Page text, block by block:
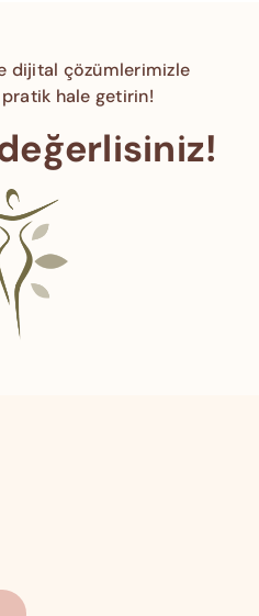
dijital çözümlerimizle
pratik hale getirin!